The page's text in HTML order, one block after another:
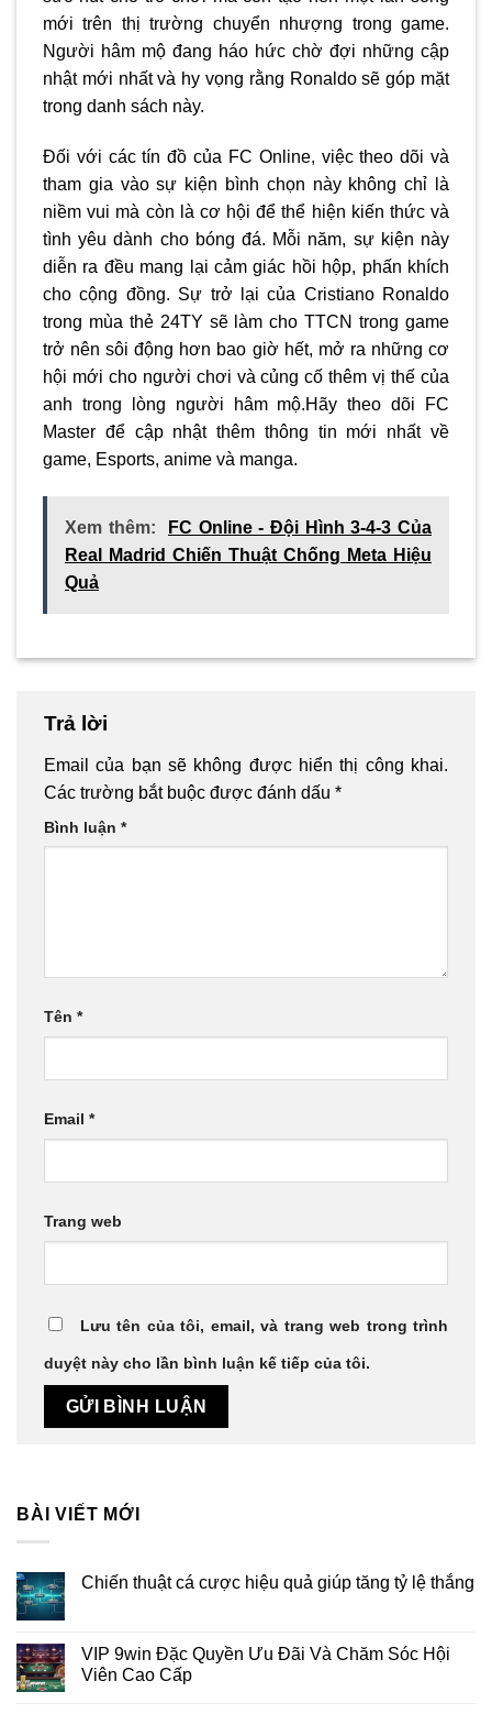
mới trên thị trường chuyển nhượng trong game.
Người hâm mộ đang háo hức chờ đợi những cập
nhật mới nhất và hy vọng rằng Ronaldo sẽ góp mặt
trong danh sách này.
Đối với các tín đồ của FC Online, việc theo dõi và
tham gia vào sự kiện bình chọn này không chỉ là
niềm vui mà còn là cơ hội để thể hiện kiến thức và
tình yêu dành cho bóng đá. Mỗi năm, sự kiện này
diễn ra đều mang lại cảm giác hồi hộp, phấn khích
cho cộng đồng. Sự trở lại của Cristiano Ronaldo
trong mùa thẻ 24TY sẽ làm cho TTCN trong game
trở nên sôi động hơn bao giờ hết, mở ra những cơ
hội mới cho người chơi và củng cố thêm vị thế của
anh trong lòng người hâm mộ.Hãy theo dõi
FC
Master để cập nhật thêm thông tin mới nhất về
game, Esports, anime và manga.
Xem thêm:
FC Online - Đội Hình 3-4-3 Của
Real Madrid Chiến Thuật Chống Meta Hiệu
Quả
Trả lời
Email của bạn sẽ không được hiển thị công khai.
Các trường bắt buộc được đánh dấu *
Bình luận *
Tên *
Email *
Trang web
Lưu tên của tôi, email, và trang web trong trình
duyệt này cho lần bình luận kế tiếp của tôi.
BÀI VIẾT MỚI
Chiến thuật cá cược hiệu quả giúp tăng tỷ lệ thắng
VIP 9win Đặc Quyền Ưu Đãi Và Chăm Sóc Hội
Viên Cao Cấp